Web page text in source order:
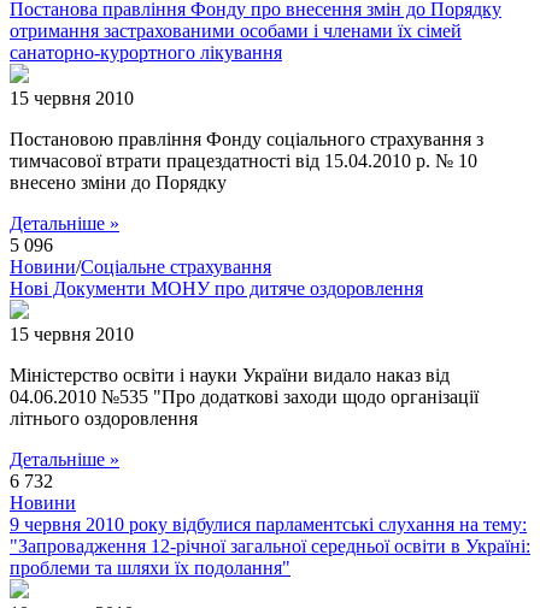
Постанова правління Фонду про внесення змін до Порядку
отримання застрахованими особами і членами їх сімей
санаторно-курортного лікування
15 червня 2010
Постановою правління Фонду соціального страхування з
тимчасової втрати працездатності від 15.04.2010 р. № 10
внесено зміни до Порядку
Детальніше »
5 096
Новини/Соціальне страхування
Нові Документи МОНУ про дитяче оздоровлення
15 червня 2010
Міністерство освіти і науки України видало наказ від
04.06.2010 №535 "Про додаткові заходи щодо організації
літнього оздоровлення
Детальніше »
6 732
Новини
9 червня 2010 року відбулися парламентські слухання на тему:
"Запровадження 12-річної загальної середньої освіти в Україні:
проблеми та шляхи їх подолання"